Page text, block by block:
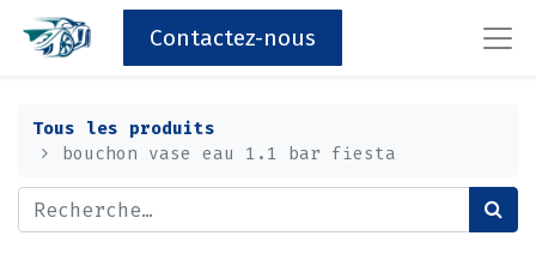
Contactez-nous
Tous les produits
bouchon vase eau 1.1 bar fiesta